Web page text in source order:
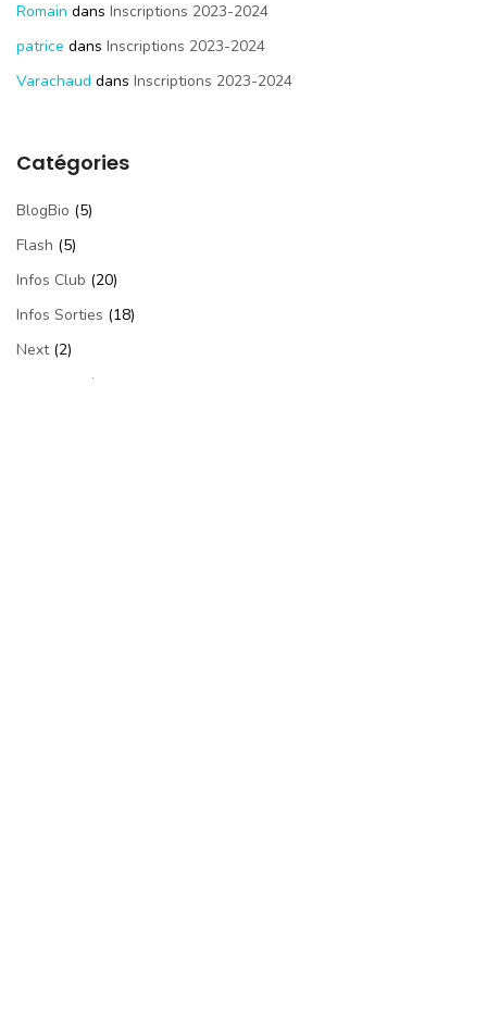
Romain dans Inscriptions 2023-2024
patrice dans Inscriptions 2023-2024
Varachaud dans Inscriptions 2023-2024
Catégories
BlogBio (5)
Flash (5)
Infos Club (20)
Infos Sorties (18)
Next(2)
Non Classé